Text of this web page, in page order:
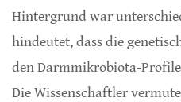
Hintergrund war
hindeutet, dass die
den Darmmikrobiota-
Die Wissenschaftler